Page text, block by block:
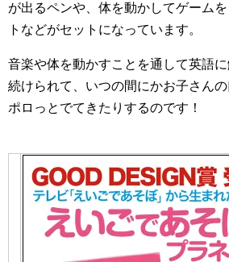
が出るペンや、体を動かしてゲーム
トなどがセットになっています。
音楽や体を動かすことを通して英語
続けられて、いつの間にかお子さん
ポロっとでてきたりするのです！